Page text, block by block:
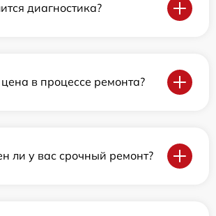
диагностика?
в процессе ремонта?
ли у вас срочный ремонт?